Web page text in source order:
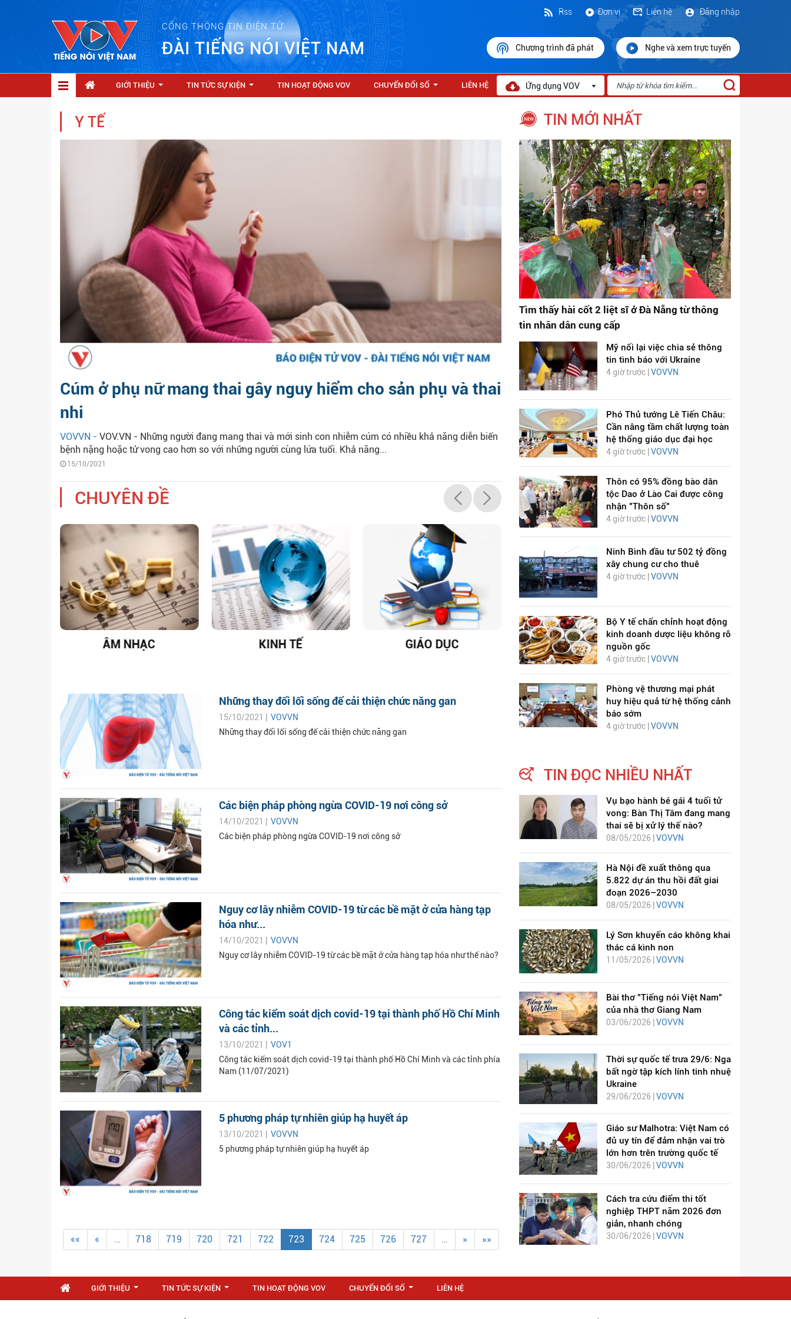
CỔNG THÔNG TIN ĐIỆN TỬ
ĐÀI TIẾNG NÓI VIỆT NAM
Đăng nhập
Liên hệ
Đơn vị
Rss
Chương trình đã phát Nghe và xem trực tuyến
GIỚI THIỆU TIN TỨC SỰ KIỆN TIN HOẠT ĐỘNG VOV CHUYỂN ĐỔI SỐ LIÊN HỆ Ứng dụng VOV
Y TẾ
Cúm ở phụ nữ mang thai gây nguy hiểm cho sản phụ và thai
nhi
VOVVN - VOV.VN - Những người đang mang thai và mới sinh con nhiễm cúm có nhiều khả năng diễn biến
bệnh nặng hoặc tử vong cao hơn so với những người cùng lứa tuổi. Khả năng...
15/10/2021
CHUYÊN ĐỀ
ÂM NHẠC KINH TẾ GIÁO DỤC
DỊCH VIÊM PHỔI COVID-
19
Những thay đổi lối sống để cải thiện chức năng gan
15/10/2021 | VOVVN
Những thay đổi lối sống để cải thiện chức năng gan
Các biện pháp phòng ngừa COVID-19 nơi công sở
14/10/2021 | VOVVN
Các biện pháp phòng ngừa COVID-19 nơi công sở
Nguy cơ lây nhiễm COVID-19 từ các bề mặt ở cửa hàng tạp
hóa như...
14/10/2021 | VOVVN
Nguy cơ lây nhiễm COVID-19 từ các bề mặt ở cửa hàng tạp hóa như thế nào?
Công tác kiểm soát dịch covid-19 tại thành phố Hồ Chí Minh
và các tỉnh...
13/10/2021 | VOV1
Công tác kiểm soát dịch covid-19 tại thành phố Hồ Chí Minh và các tỉnh phía
Nam (11/07/2021)
5 phương pháp tự nhiên giúp hạ huyết áp
13/10/2021 | VOVVN
5 phương pháp tự nhiên giúp hạ huyết áp
«« « … 718 719 720 721 722 723 724 725 726 727 … » »»
TIN MỚI NHẤT
Tìm thấy hài cốt 2 liệt sĩ ở Đà Nẵng từ thông
tin nhân dân cung cấp
Mỹ nối lại việc chia sẻ thông
tin tình báo với Ukraine
4 giờ trước | VOVVN
Phó Thủ tướng Lê Tiến Châu:
Cần nâng tầm chất lượng toàn
hệ thống giáo dục đại học
4 giờ trước | VOVVN
Thôn có 95% đồng bào dân
tộc Dao ở Lào Cai được công
nhận "Thôn số"
4 giờ trước | VOVVN
Ninh Bình đầu tư 502 tỷ đồng
xây chung cư cho thuê
4 giờ trước | VOVVN
Bộ Y tế chấn chỉnh hoạt động
kinh doanh dược liệu không rõ
nguồn gốc
4 giờ trước | VOVVN
Phòng vệ thương mại phát
huy hiệu quả từ hệ thống cảnh
báo sớm
4 giờ trước | VOVVN
TIN ĐỌC NHIỀU NHẤT
Vụ bạo hành bé gái 4 tuổi tử
vong: Bàn Thị Tâm đang mang
thai sẽ bị xử lý thế nào?
08/05/2026 | VOVVN
Hà Nội đề xuất thông qua
5.822 dự án thu hồi đất giai
đoạn 2026–2030
08/05/2026 | VOVVN
Lý Sơn khuyến cáo không khai
thác cá kình non
11/05/2026 | VOVVN
Bài thơ "Tiếng nói Việt Nam"
của nhà thơ Giang Nam
03/06/2026 | VOVVN
Thời sự quốc tế trưa 29/6: Nga
bất ngờ tập kích lính tinh nhuệ
Ukraine
29/06/2026 | VOVVN
Giáo sư Malhotra: Việt Nam có
đủ uy tín để đảm nhận vai trò
lớn hơn trên trường quốc tế
30/06/2026 | VOVVN
Cách tra cứu điểm thi tốt
nghiệp THPT năm 2026 đơn
giản, nhanh chóng
30/06/2026 | VOVVN
GIỚI THIỆU TIN TỨC SỰ KIỆN TIN HOẠT ĐỘNG VOV CHUYỂN ĐỔI SỐ LIÊN HỆ